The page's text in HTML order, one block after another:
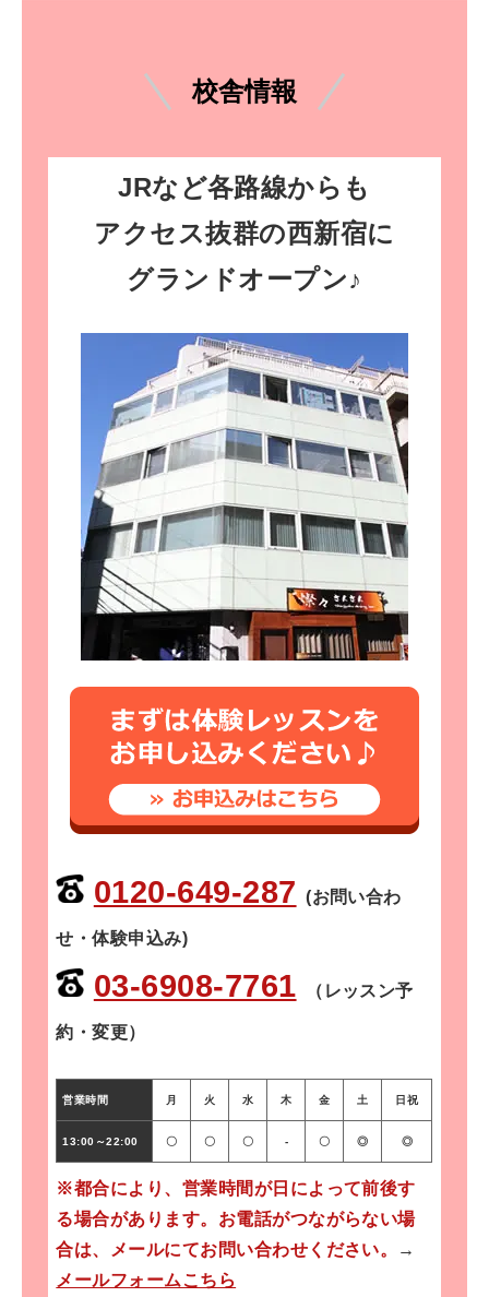
校舎情報
JRなど各路線からも
アクセス抜群の西新宿に
グランドオープン♪
0120-649-287 (お問い合わ
せ・体験申込み)
03-6908-7761 （レッスン予
約・変更）
営業時間 月 火 水 木 金 土 日祝
13:00～22:00 〇 〇 〇 - 〇 ◎ ◎
※都合により、営業時間が日によって前後す
る場合があります。お電話がつながらない場
合は、メールにてお問い合わせください。
→
メールフォームこちら